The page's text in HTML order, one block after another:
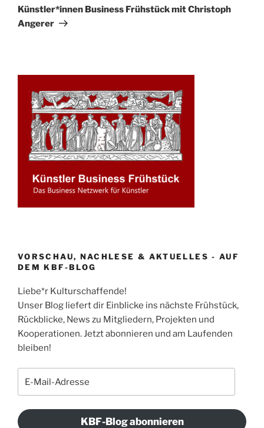
Beitrag
Künstler*innen Business Frühstück mit Christoph
Angerer
VORSCHAU, NACHLESE & AKTUELLES - AUF
DEM KBF-BLOG
Liebe*r Kulturschaffende!
Unser Blog liefert dir Einblicke ins nächste Frühstück,
Rückblicke, News zu Mitgliedern, Projekten und
Kooperationen. Jetzt abonnieren und am Laufenden
bleiben!
Mail-
KBF-Blog abonnieren